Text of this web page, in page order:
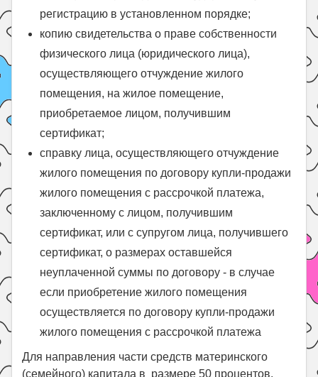
регистрацию в установленном порядке;
копию свидетельства о праве собственности
физического лица (юридического лица),
осуществляющего отчуждение жилого
помещения, на жилое помещение,
приобретаемое лицом, получившим
сертификат;
справку лица, осуществляющего отчуждение
жилого помещения по договору купли-продажи
жилого помещения с рассрочкой платежа,
заключенному с лицом, получившим
сертификат, или с супругом лица, получившего
сертификат, о размерах оставшейся
неуплаченной суммы по договору - в случае
если приобретение жилого помещения
осуществляется по договору купли-продажи
жилого помещения с рассрочкой платежа
Для направления части средств материнского
(семейного) капитала в размере 50 процентов,